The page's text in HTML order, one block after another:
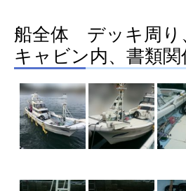
船全体 デッキ周り
キャビン内、書類関